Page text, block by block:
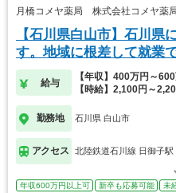
月橋コメヤ薬局 株式会社コメヤ薬
【石川県白山市】石川県
す。地域に根差して就業
給与
【年収】400万円～
【時給】2,100円～
勤務地 石川県 白山市
アクセス 北陸鉄道石川線 日御子駅
年収600万円以上可 新卒も応募可能
未